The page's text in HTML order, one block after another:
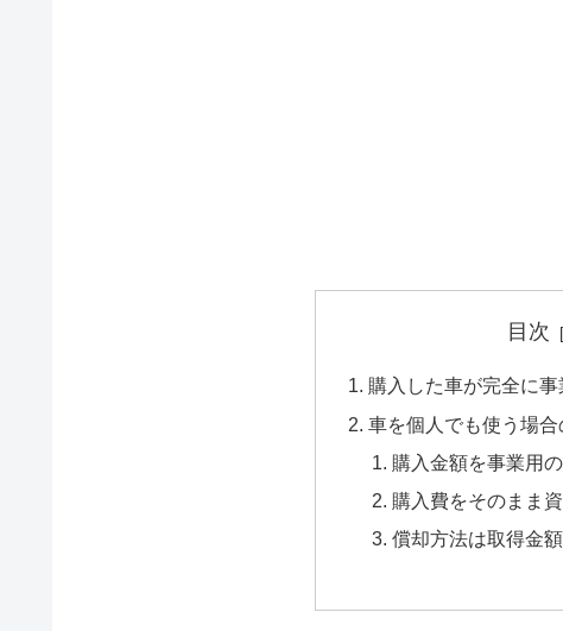
目次
購入した車が完全に
車を個人でも使う場合
購入金額を事業用
購入費をそのまま
償却方法は取得金